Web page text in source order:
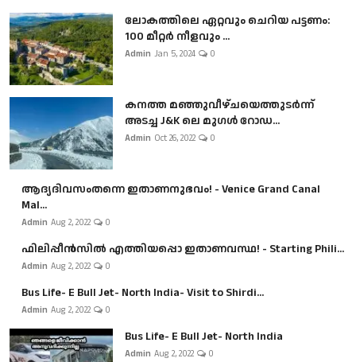
ലോകത്തിലെ ഏറ്റവും ചെറിയ പട്ടണം:
100 മീറ്റർ നീളവും ...
Admin Jan 5, 2024 0
കനത്ത മഞ്ഞുവീഴ്ചയെത്തുടർന്ന്
അടച്ച J&K ലെ മുഗൾ റോഡ...
Admin Oct 26, 2022 0
ആദ്യദിവസംതന്നെ ഇതാണനുഭവം! - Venice Grand Canal
Mal...
Admin Aug 2, 2022 0
ഫിലിപ്പീൻസിൽ എത്തിയപ്പൊ ഇതാണവസ്ഥ! - Starting Phili...
Admin Aug 2, 2022 0
Bus Life- E Bull Jet- North India- Visit to Shirdi...
Admin Aug 2, 2022 0
Bus Life- E Bull Jet- North India
Admin Aug 2, 2022 0